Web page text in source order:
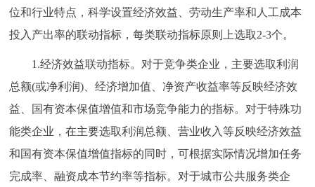
位和行业特点，科学设置经济效益、劳动生产率和人工成本
投入产出率的联动指标，每类联动指标原则上选取2-3个。
1.经济效益联动指标。对于竞争类企业，主要选取利润
总额(或净利润)、经济增加值、净资产收益率等反映经济效
益、国有资本保值增值和市场竞争能力的指标。对于特殊功
能类企业，在主要选取利润总额、营业收入等反映经济效益
和国有资本保值增值指标的同时，可根据实际情况增加任务
完成率、融资成本节约率等指标。对于城市公共服务类企